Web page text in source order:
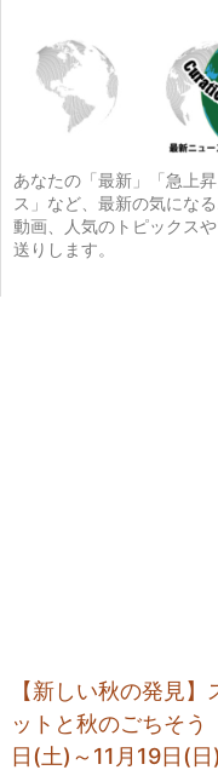
あなたの「最新」「急上
ス」など、最新の気にな
動画、人気のトピックス
送りします。
【新しい秋の発見
ットと秋のごちそ
日(土)～11月19日(